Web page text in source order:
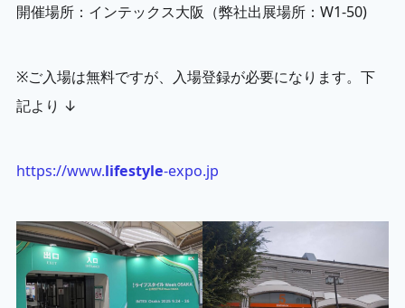
開催場所：インテックス大阪（弊社出展場所：W1-50)
※ご入場は無料ですが、入場登録が必要になります。下
記より ↓
https://www.lifestyle-expo.jp